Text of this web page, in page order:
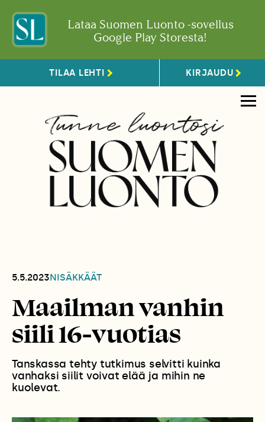
Lataa Suomen Luonto -sovellus
Google Play Storesta!
TILAA LEHTI KIRJAUDU
5.5.2023NISÄKKÄÄT
Maailman vanhin
siili 16-vuotias
Tanskassa tehty tutkimus selvitti kuinka
vanhaksi siilit voivat elää ja mihin ne
kuolevat.